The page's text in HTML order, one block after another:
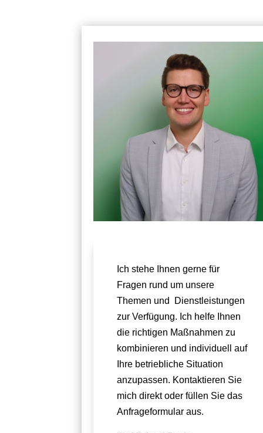
Ich stehe Ihnen gerne für
Fragen rund um unsere
Themen und Dienstleistungen
zur Verfügung. Ich helfe Ihnen
die richtigen Maßnahmen zu
kombinieren und individuell auf
Ihre betriebliche Situation
anzupassen. Kontaktieren Sie
mich direkt oder füllen Sie das
Anfrageformular aus.